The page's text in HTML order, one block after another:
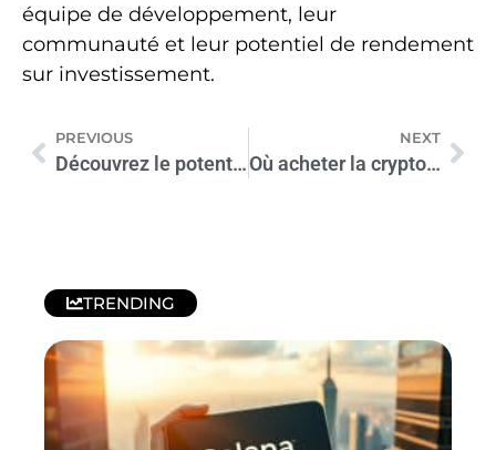
équipe de développement, leur
communauté et leur potentiel de rendement
sur investissement.
PREVIOUS
Découvrez le potentiel du “Next Gen Coin Name” pour vos investissements
NEXT
Où acheter la cryptomonnaie Monad : Guide pratique et astuces
TRENDING